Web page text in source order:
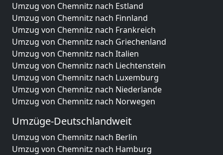
Umzug von Chemnitz nach Estland
Umzug von Chemnitz nach Finnland
Umzug von Chemnitz nach Frankreich
Umzug von Chemnitz nach Griechenland
Umzug von Chemnitz nach Italien
Umzug von Chemnitz nach Liechtenstein
Umzug von Chemnitz nach Luxemburg
Umzug von Chemnitz nach Niederlande
Umzug von Chemnitz nach Norwegen
Umzüge-Deutschlandweit
Umzug von Chemnitz nach Berlin
Umzug von Chemnitz nach Hamburg